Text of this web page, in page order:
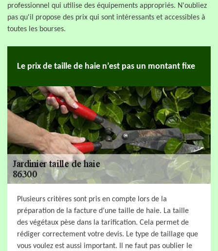
professionnel qui utilise des équipements appropriés. N'oubliez
pas qu'il propose des prix qui sont intéressants et accessibles à
toutes les bourses.
Le prix de taille de haie n’est pas un montant fixe
Plusieurs critères sont pris en compte lors de la
préparation de la facture d’une taille de haie. La taille
des végétaux pèse dans la tarification. Cela permet de
rédiger correctement votre devis. Le type de taillage que
vous voulez est aussi important. Il ne faut pas oublier le